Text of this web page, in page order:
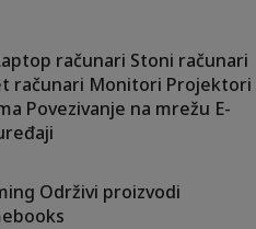
računari Stoni računari
računari Monitori Projektori
Povezivanje na mrežu E-
Održivi proizvodi